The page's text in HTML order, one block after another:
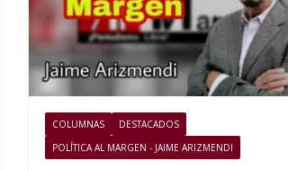
COLUMNAS
DESTACADOS
POLÍTICA AL MARGEN - JAIME ARIZMENDI